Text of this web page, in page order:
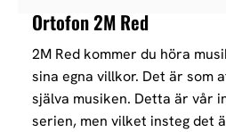
Ortofon 2M Red
2M Red kommer du höra
sina egna villkor. Det är som
själva musiken. Detta är vår
serien, men vilket insteg det